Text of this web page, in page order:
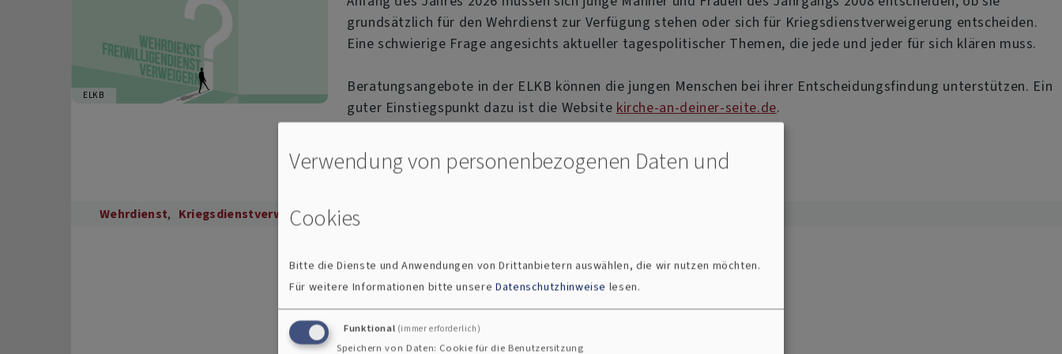
ELKB
grundsätzlich für den Wehrdienst zur Verfügung stehen oder sich für Kriegsdienstverweigerung entscheiden.
Eine schwierige Frage angesichts aktueller tagespolitischer Themen, die jede und jeder für sich klären muss.
Beratungsangebote in der ELKB können die jungen Menschen bei ihrer Entscheidungsfindung unterstützen. Ein
guter Einstiegspunkt dazu ist die Website kirche-an-deiner-seite.de.
Wehrdienst Kriegsdienstverweigerung
Verwendung von personenbezogenen Daten und
Cookies
Bitte die Dienste und Anwendungen von Drittanbietern auswählen, die wir nutzen möchten.
Für weitere Informationen bitte unsere Datenschutzhinweise lesen.
Funktional (immer erforderlich)
Speichern von Daten: Cookie für die Benutzersitzung